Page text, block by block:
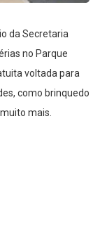
da Secretaria
no Parque
voltada para
como brinquedo
mais.